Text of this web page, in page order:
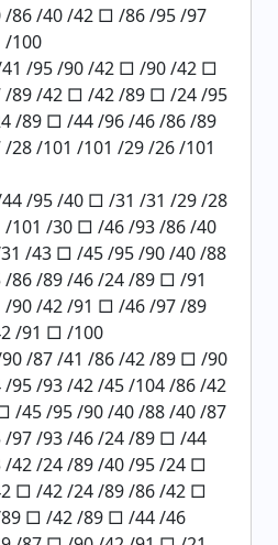
86 /40 /42 □ /86 /95 /97
/100
/95 /90 /42 □ /90 /42 □
89 /42 □ /42 /89 □ /24 /95
/89 □ /44 /96 /46 /86 /89
/101 /101 /29 /26 /101
/95 /40 □ /31 /31 /29 /28
/30 □ /46 /93 /86 /40
/43 □ /45 /95 /90 /40 /88
86 /89 /46 /24 /89 □ /91
90 /42 /91 □ /46 /97 /89
/91 □ /100
/87 /41 /86 /42 /89 □ /90
/93 /42 /45 /104 /86 /42
/45 /95 /90 /40 /88 /40 /87
97 /93 /46 /24 /89 □ /44
42 /24 /89 /40 /95 /24 □
□ /42 /24 /89 /86 /42 □
□ /42 /89 □ /44 /46